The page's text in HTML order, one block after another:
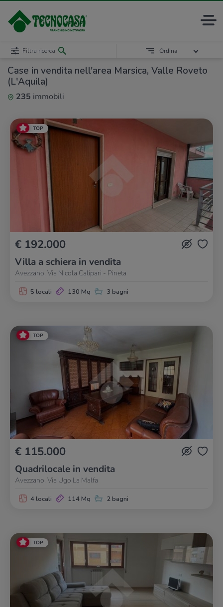
Case in vendita nell'area Marsica, Valle Roveto
(L'Aquila)
235 immobili
Filtra ricerca Ordina
TOP
€ 192.000
Villa a schiera in vendita
Avezzano, Via Nicola Calipari - Pineta
5 locali 130 Mq 3 bagni
TOP
€ 115.000
Quadrilocale in vendita
Avezzano, Via Ugo La Malfa
4 locali 114 Mq 2 bagni
TOP